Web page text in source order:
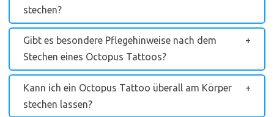
stechen?
Gibt es besondere Pflegehinweise nach dem
Stechen eines Octopus Tattoos?
Kann ich ein Octopus Tattoo überall am Körper
stechen lassen?